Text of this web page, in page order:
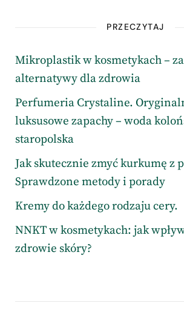
PRZECZYTAJ
Mikroplastik w kosmetykach –
alternatywy dla zdrowia
Perfumeria Crystaline.
luksusowe zapachy – woda
staropolska
Jak skutecznie zmyć kurkumę z
Sprawdzone metody i porady
Kremy do każdego rodzaju cery.
NNKT w kosmetykach: jak
zdrowie skóry?